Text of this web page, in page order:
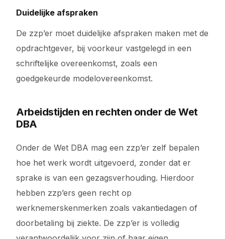
Duidelijke afspraken
De zzp’er moet duidelijke afspraken maken met de
opdrachtgever, bij voorkeur vastgelegd in een
schriftelijke overeenkomst, zoals een
goedgekeurde modelovereenkomst.
Arbeidstijden en rechten onder de Wet
DBA
Onder de Wet DBA mag een zzp’er zelf bepalen
hoe het werk wordt uitgevoerd, zonder dat er
sprake is van een gezagsverhouding. Hierdoor
hebben zzp’ers geen recht op
werknemerskenmerken zoals vakantiedagen of
doorbetaling bij ziekte. De zzp’er is volledig